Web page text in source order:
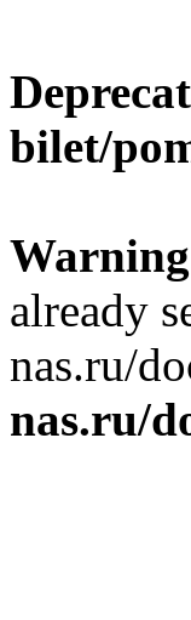
bilet/
Warning
already
nas.ru/
nas.ru/